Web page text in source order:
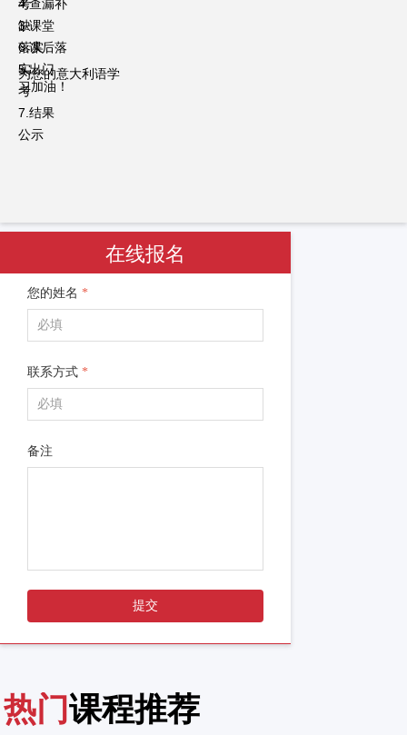
考
3.课堂
落实
5.出门
考
7.结果
公示
4.查漏补
缺
6.课后落
实
为您的意大利语学
习加油！
热门课程推荐
您的姓名 *
联系方式 *
备注
提交
在线报名